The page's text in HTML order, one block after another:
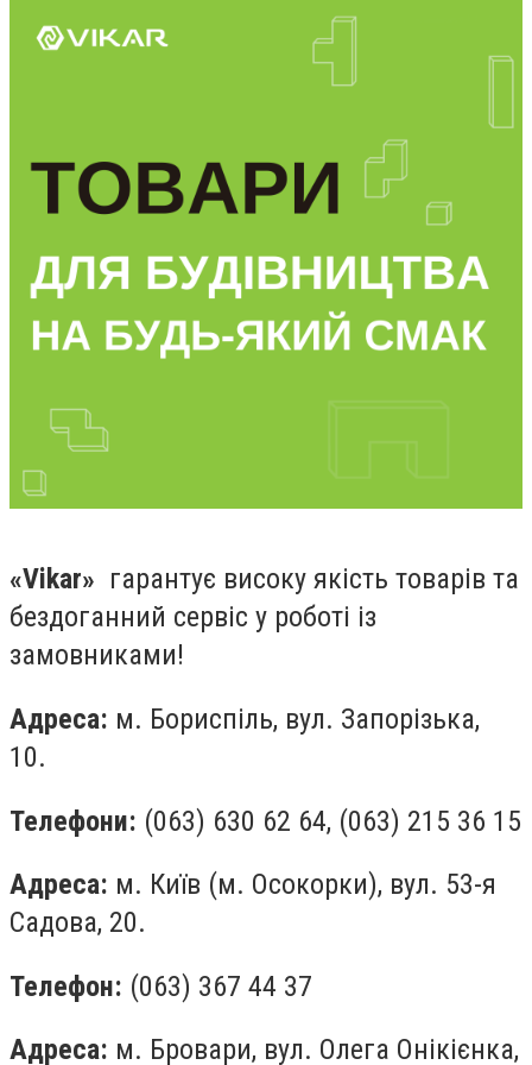
«Vikar» гарантує високу якість товарів та
бездоганний сервіс у роботі із
замовниками!
Адреса: м. Бориспіль, вул. Запорізька,
10.
Телефони: (063) 630 62 64, (063) 215 36 15
Адреса: м. Київ (м. Осокорки), вул. 53-я
Садова, 20.
Телефон: (063) 367 44 37
Адреса: м. Бровари, вул. Олега Онікієнка,